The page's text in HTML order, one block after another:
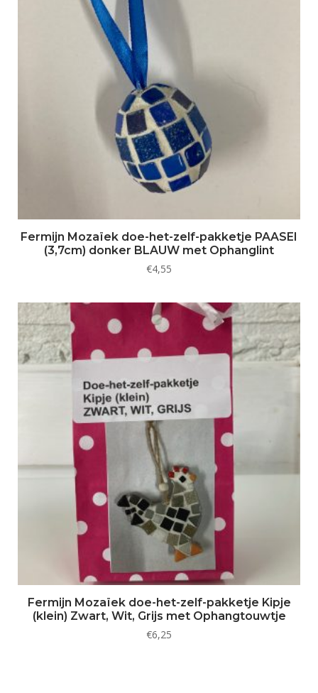
Fermijn Mozaïek doe-het-zelf-pakketje PAASEI
(3,7cm) donker BLAUW met Ophanglint
€4,55
Fermijn Mozaïek doe-het-zelf-pakketje Kipje
(klein) Zwart, Wit, Grijs met Ophangtouwtje
€6,25